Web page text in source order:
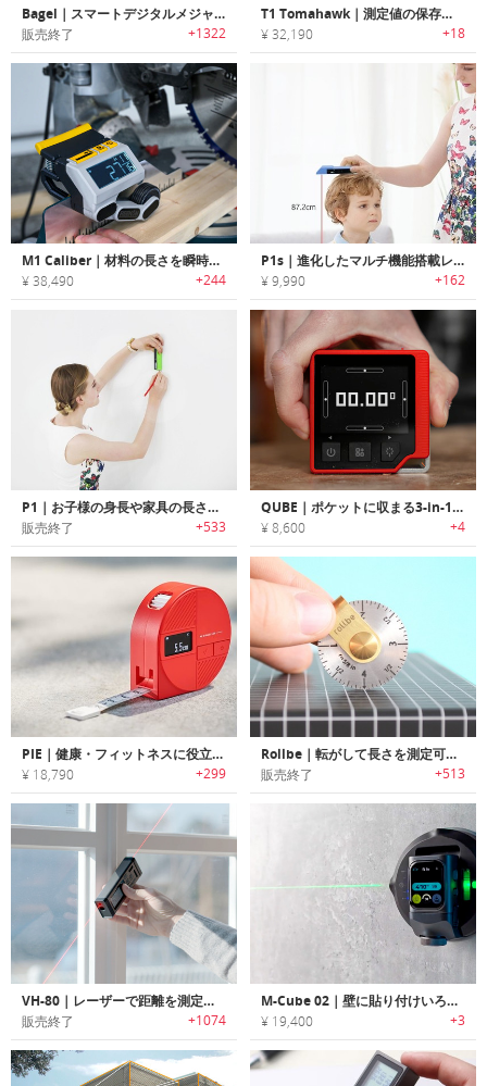
Bagel｜スマートデジタルメジャー「ベーグル」
販売終了 +1322
T1 Tomahawk｜測定値の保存可能なOLEDディスプレイ搭載スマートデジタルメジャー「T1トマホーク」
¥ 32,190 +18
M1 Caliber｜材料の長さを瞬時に測れるDIYメジャー「M1キャリバー」
¥ 38,490 +244
P1s｜進化したマルチ機能搭載レーザー式スマートメジャー「ピーワンS」
¥ 9,990 +162
P1｜お子様の身長や家具の長さを瞬時に計測可能なレーザー式スマートメジャー「ピーワン」
販売終了 +533
QUBE｜ポケットに収まる3-in-1デジタルメジャー
¥ 8,600 +4
PIE｜健康・フィットネスに役立つボディサイズ計測メジャー「パイ」
¥ 18,790 +299
Rollbe｜転がして長さを測定可能なポケットサイズメジャー「ローロービ」
販売終了 +513
VH-80｜レーザーで距離を測定可能なスマートメジャー「VH-80」
販売終了 +1074
M-Cube 02｜壁に貼り付けいろんな角度で正確に測れるレーザー測定器
¥ 19,400 +3